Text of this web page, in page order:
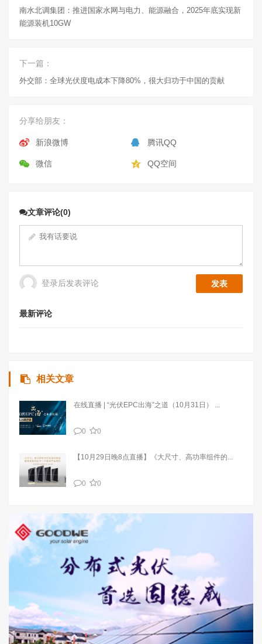
南水北调集团：推进国家水网与电力、能源融合，2025年底实现新
能源装机10GW
下一篇：
外交部：全球光伏度电成本下降80%，很大归功于中国的贡献
分享给朋友：
新浪微博 腾讯QQ
微信 QQ空间
文章评论(0)
登录后发表评论
最新评论
相关文章
在线直播 | “光伏EPC出海”之道（10月31日） ...
0 0
【10月29日晚8点直播】《大尺寸、高功率组件的...
0 0